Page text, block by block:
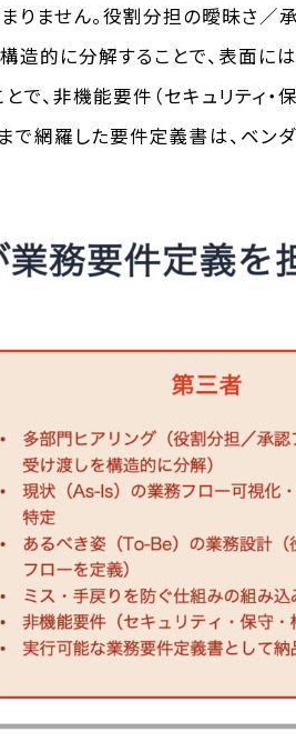
まりません。役割分担の曖昧さ
的に分解することで、表面に
、非機能要件（セキュリティ
で網羅した要件定義書は、ベン